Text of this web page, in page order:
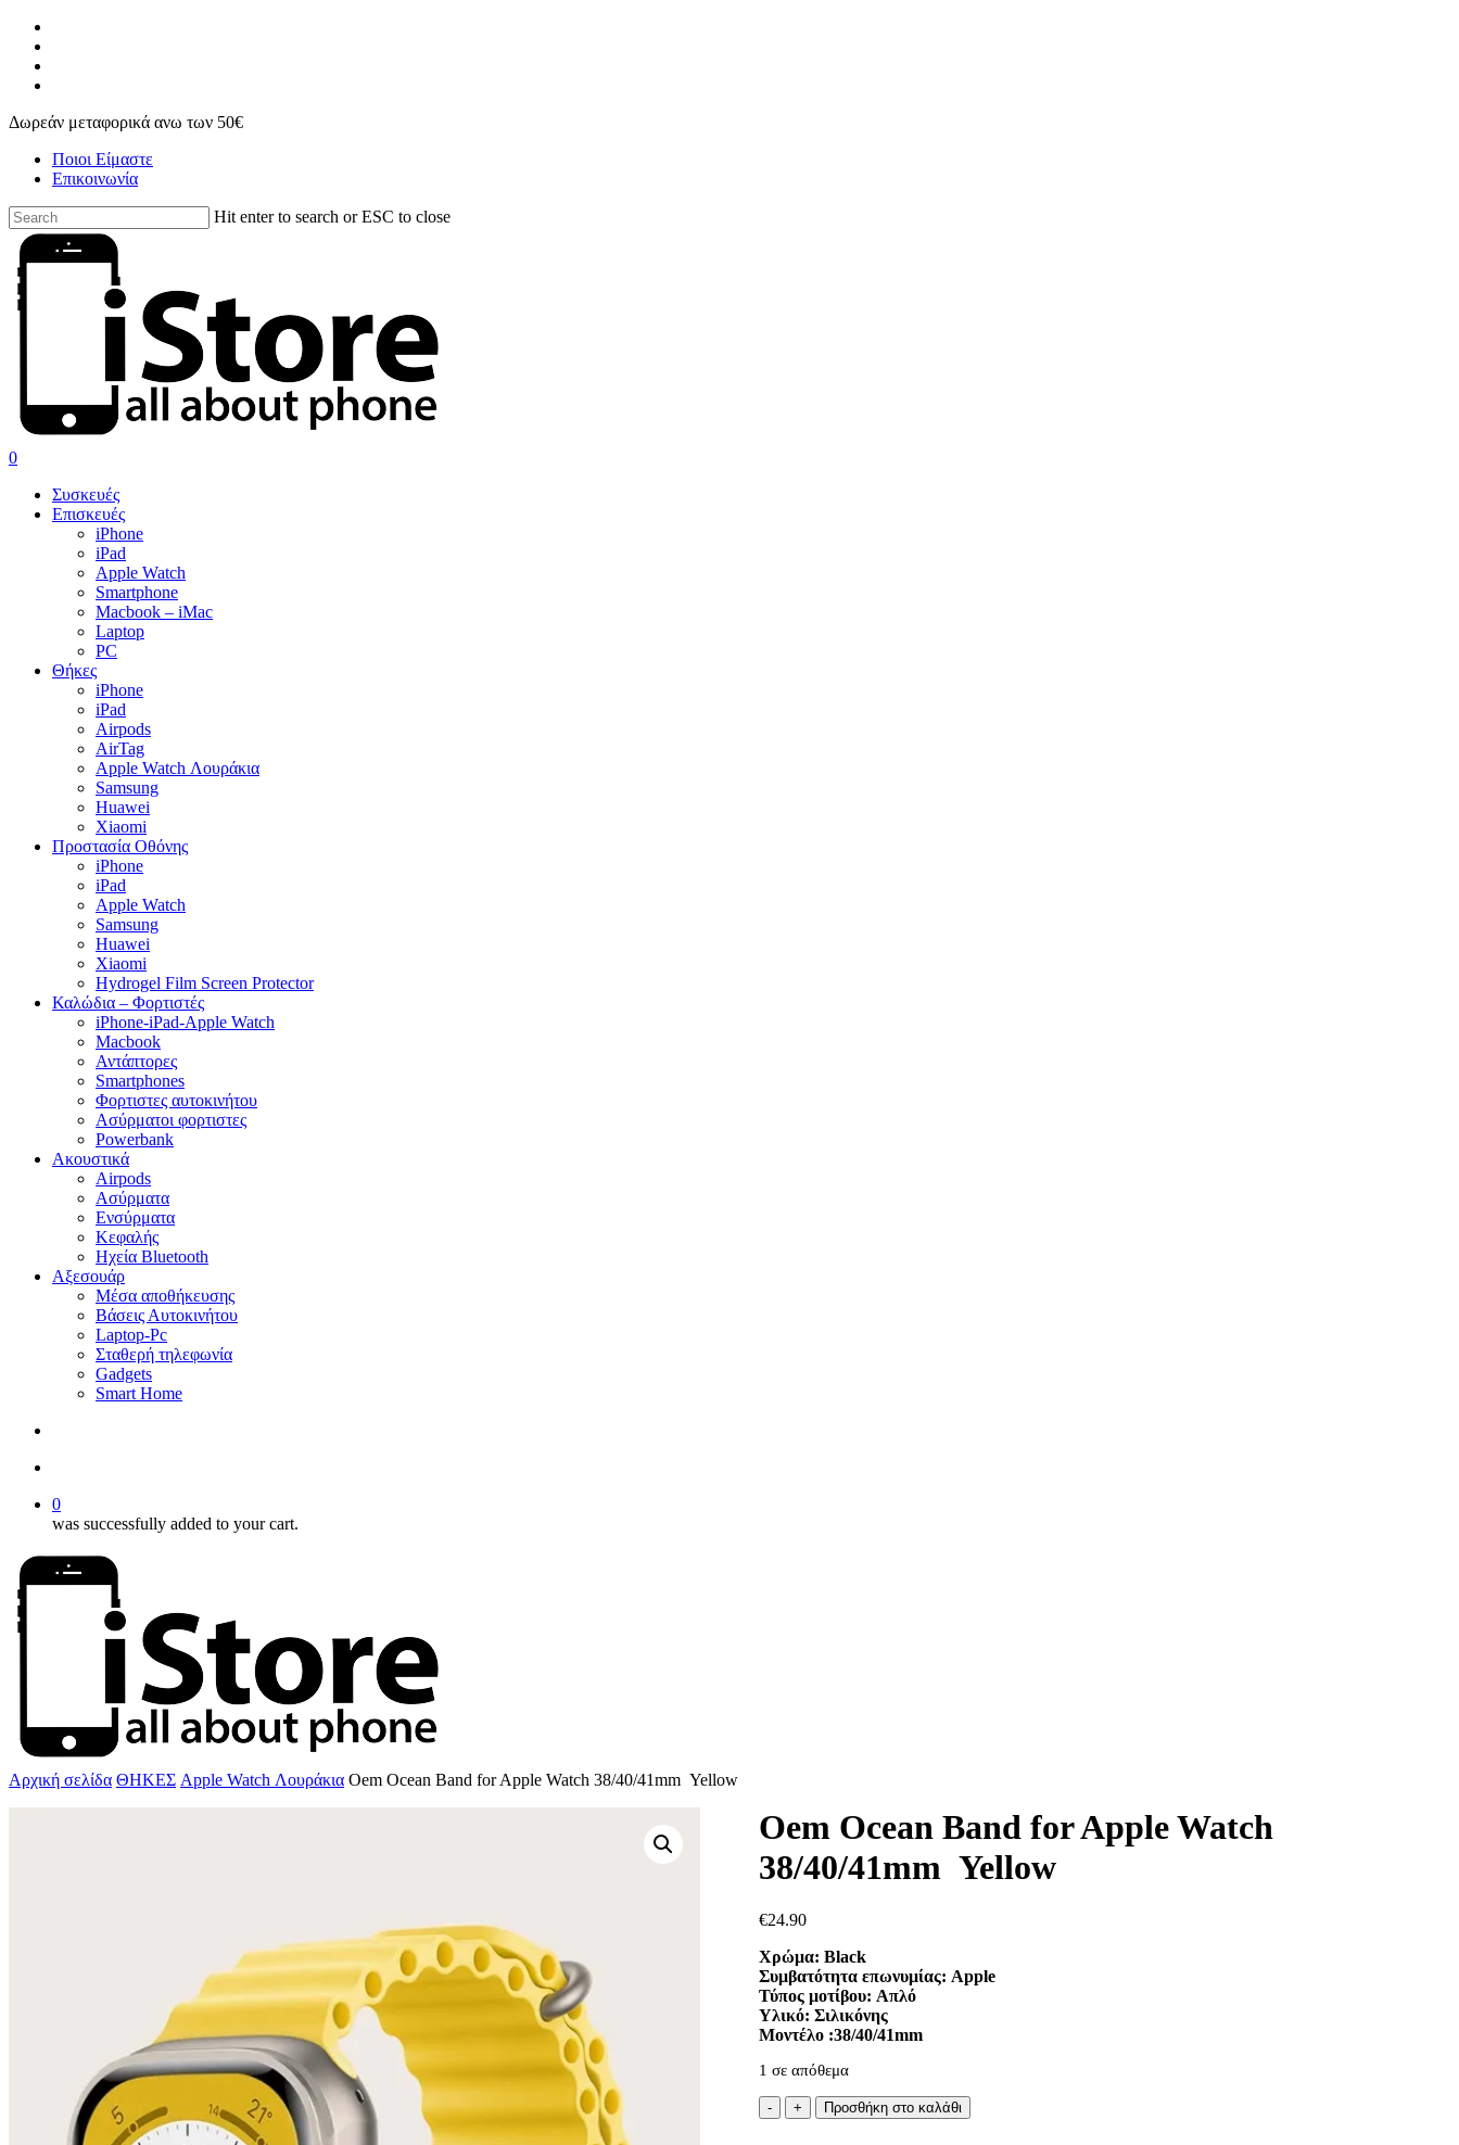
Skip
main
content
Δωρεάν μεταφορικά ανω των 50€
Ποιοι Είμαστε
Επικοινωνία
Hit enter to search or ESC to close
Close
Search
search
account
0
Συσκευές
Επισκευές
iPhone
iPad
Apple Watch
Smartphone
Macbook – iMac
Laptop
PC
Θήκες
iPhone
iPad
Airpods
AirTag
Apple Watch Λουράκια
Samsung
Huawei
Xiaomi
Προστασία Οθόνης
iPhone
iPad
Apple Watch
Samsung
Huawei
Xiaomi
Hydrogel Film Screen Protector
Καλώδια – Φορτιστές
iPhone-iPad-Apple Watch
Macbook
Αντάπτορες
Smartphones
Φορτιστες αυτοκινήτου
Ασύρματοι φορτιστες
Powerbank
Ακουστικά
Airpods
Ασύρματα
Ενσύρματα
Κεφαλής
Ηχεία Bluetooth
Αξεσουάρ
Μέσα αποθήκευσης
Βάσεις Αυτοκινήτου
Laptop-Pc
Σταθερή τηλεφωνία
Gadgets
Smart Home
0
was successfully added to your cart.
Αρχική σελίδα ΘΗΚΕΣ Apple Watch Λουράκια Oem Ocean Band for Apple Watch 38/40/41mm Yellow
Oem Ocean Band for Apple Watch
38/40/41mm Yellow
€24.90
Χρώμα: Black
Συμβατότητα επωνυμίας: Apple
Τύπος μοτίβου: Απλό
Υλικό: Σιλικόνης
Μοντέλο :38/40/41mm
1 σε απόθεμα
Oem
Ocean
Προσθήκη στο καλάθι